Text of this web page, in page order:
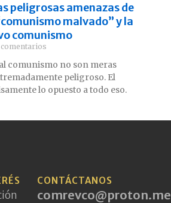
peligrosas amenazas de
malvado” y la
comunismo
comunismo no son meras
peligroso. El
lo opuesto a todo eso.
CONTÁCTANOS
comrevco@proton.me